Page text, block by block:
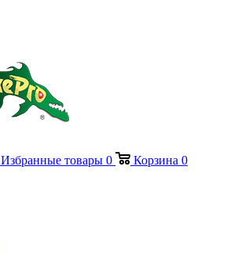
Избранные товары 0 Корзина 0